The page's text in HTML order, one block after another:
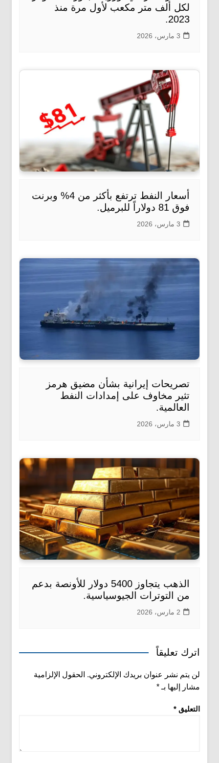
لكل ألف متر مكعب لأول مرة منذ
2023.
3 مارس، 2026
أسعار النفط ترتفع بأكثر من 4% وبرنت
فوق 81 دولاراً للبرميل.
3 مارس، 2026
تصريحات إيرانية بشأن مضيق هرمز
تثير مخاوف على إمدادات النفط
العالمية.
3 مارس، 2026
الذهب يتجاوز 5400 دولار للأونصة بدعم
من التوترات الجيوسياسية.
2 مارس، 2026
اترك تعليقاً
لن يتم نشر عنوان بريدك الإلكتروني. الحقول الإلزامية
مشار إليها بـ *
التعليق *